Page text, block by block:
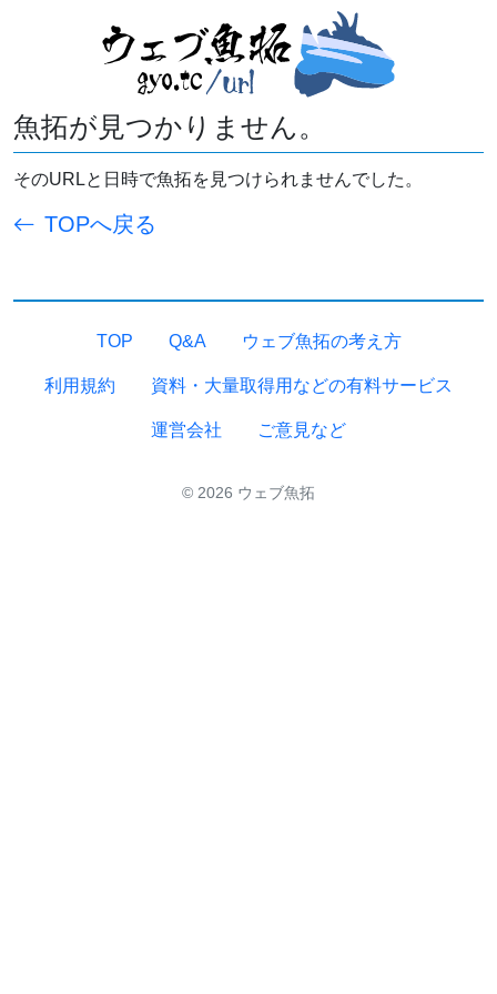
魚拓が見つかりません。
そのURLと日時で魚拓を見つけられませんでした。
TOPへ戻る
TOP Q&A ウェブ魚拓の考え方
利用規約 資料・大量取得用などの有料サービス
運営会社 ご意見など
© 2026 ウェブ魚拓